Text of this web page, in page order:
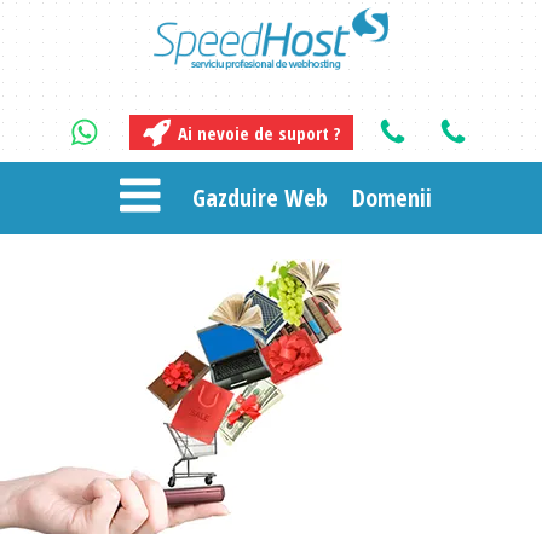
Ai nevoie de suport ?
Gazduire Web Domenii